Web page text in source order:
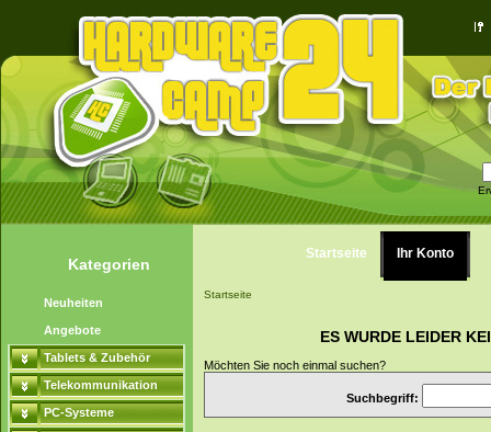
Kategorien
Neuheiten
Angebote
Tablets & Zubehör
Telekommunikation
PC-Systeme
Startseite Ihr Konto
Startseite
ES WURDE LEIDER
Möchten Sie noch einmal suchen?
Suchbegriff: